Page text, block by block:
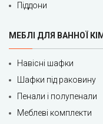
Піддони
МЕБЛІ ДЛЯ ВАННОЇ
Навісні шафки
Шафки під раковину
Пенали і полупенали
Меблеві комплекти